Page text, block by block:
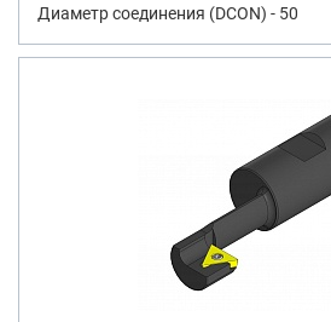
Диаметр соединения (DCON) - 50